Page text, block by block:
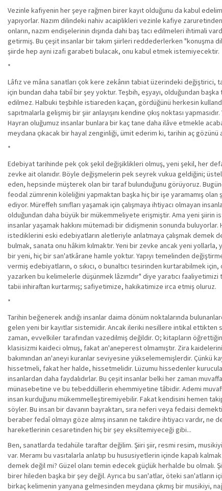
Vezinle kafiyenin her şeye rağmen birer kayıt olduğunu da kabul
yapıyorlar. Nazım dilindeki nahiv acaiplikleri vezinle kafiye
onların, nazım endişelerinin dışında dahi baş tacı edilmeleri ihtimali
getirmiş. Bu çeşit insanlar bir takım şiirleri reddederlerken "konuşma
şiirde hep ayni izafi garabeti bulacak, onu kabul etmek istemiyecektir.
*
Lâfız ve mâna sanatları çok kere zekânın tabiat üzerindeki
için bundan daha tabiî bir şey yoktur. Teşbih, eşyayı, olduğundan
edilmez. Halbuki teşbihle istiareden kaçan, gördüğünü herkesin
sapıtmalarla gelişmiş bir şiir anlayışını kendine çıkış noktası
Hayran oluğumuz insanlar bunlara bir kaç tane daha ilâve etmekle
meydana çıkacak bir hayal zenginliği, ümit ederim ki, tarihin aç gözünü
*
Edebiyat tarihinde pek çok şekil değişiklikleri olmuş, yeni şekil, her
zevke ait olanıdır. Böyle değişmelerin pek seyrek vukua geldiğini;
eden, hepsinde müşterek olan bir taraf bulunduğunu görüyoruz.
feodal zümrenin köleliğini yapmaktan başka hiç bir işe yaramamış
ediyor. Müreffeh sınıfları yaşamak için çalışmaya ihtiyacı olmayan
olduğundan daha büyük bir mükemmeliyete erişmiştir. Ama yeni şiirin
insanlar yaşamak hakkını mütemadi bir didişmenin sonunda
istediklerini eski edebiyatların aletleriyle anlatmaya çalışmak demek
bulmak, sanata onu hâkim kılmaktır. Yeni bir zevke ancak yeni yollarla,
bir yeni, hiç bir san'atkârane hamle yoktur. Yapıyı temelinden
vermiş edebiyatların, o sıkıcı, o bunaltıcı tesirinden kurtarabilmek
yazarken bu kelimelerle düşünmek lâzımdır" diye yaratıcı
tabii inhiraftan kurtarmış; safiyetimize, hakikatimize irca etmiş oluruz.
*
Tarihin beğenerek andığı insanlar daima dönüm noktalarında
gelen yeni bir kayıtlar sistemidir. Ancak ileriki nesillere intikal ettikten
zaman, evvelkiler tarafından vazedilmiş değildir. O; kitapların
klasisizmi kaideci olmuş, fakat an'aneperest olmamıştır. Zira
bakımından an'aneyi kuranlar seviyesine yükselememişlerdir. Çünkü
hissetmeli, fakat her halde, hissetmelidir. Lüzumu hissedenler
insanlardan daha faydalıdırlar. Bu çeşit insanlar belki her zaman
münasebetine ve bu tebeddüllerin ehemmiyetine tâbidir. Ademi
insan kurduğunu mükemmelleştiremiyebilir. Fakat kendisini hemen
söyler. Bu insan bir davanın bayraktarı, sıra neferi veya fedaisi
beraber fedaî olmayı göze almış insanın ne takdire ihtiyacı vardır,
hareketlerinin cesaretinden hiç bir şey eksiltemiyeceği gibi...
Ben, sanatlarda tedahüle taraftar değilim. Şiiri şiir, resmi resim,
var. Meramı bu vasıtalarla anlatıp bu hususiyetlerin içinde kapalı
demek değil mi? Güzel olanı temin edecek güçlük herhalde bu
birer hileden başka bir şey değil. Ayrıca bu san'atlar, öteki
birkaç kelimenin yanyana gelmesinden meydana çıkmış bir musikiyi,